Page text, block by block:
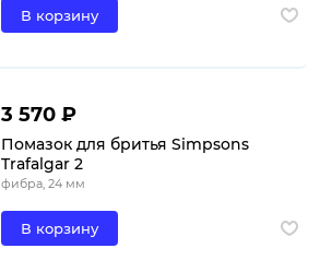
В корзину
3 570 ₽
Помазок для бритья Simpsons
Trafalgar 2
фибра, 24 мм
В корзину